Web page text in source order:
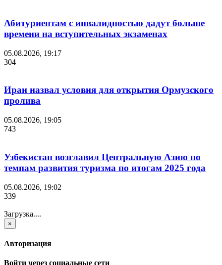
Абитуриентам с инвалидностью дадут больше
времени на вступительных экзаменах
05.08.2026, 19:17
304
Иран назвал условия для открытия Ормузского
пролива
05.08.2026, 19:05
743
Узбекистан возглавил Центральную Азию по
темпам развития туризма по итогам 2025 года
05.08.2026, 19:02
339
Загрузка....
×
Авторизация
Войти через социальные сети